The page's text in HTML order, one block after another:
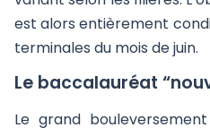
est alors entièrement
terminales du mois de juin.
Le baccalauréat
Le grand